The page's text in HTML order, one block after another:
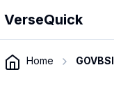
VerseQuick
Home GOVBSI